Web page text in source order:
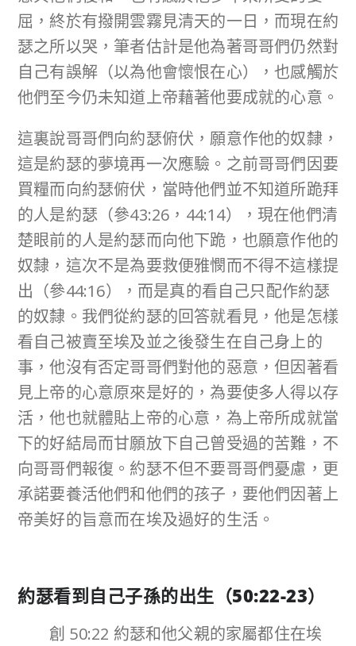
屈，終於有撥開雲霧見清天的一日，而現在約
瑟之所以哭，筆者估計是他為著哥哥們仍然對
自己有誤解（以為他會懷恨在心），也感觸於
他們至今仍未知道上帝藉著他要成就的心意。
這裏說哥哥們向約瑟俯伏，願意作他的奴隸，
這是約瑟的夢境再一次應驗。之前哥哥們因要
買糧而向約瑟俯伏，當時他們並不知道所跪拜
的人是約瑟（參43:26，44:14），現在他們清
楚眼前的人是約瑟而向他下跪，也願意作他的
奴隸，這次不是為要救便雅憫而不得不這樣提
出（參44:16），而是真的看自己只配作約瑟
的奴隸。我們從約瑟的回答就看見，他是怎樣
看自己被賣至埃及並之後發生在自己身上的
事，他沒有否定哥哥們對他的惡意，但因著看
見上帝的心意原來是好的，為要使多人得以存
活，他也就體貼上帝的心意，為上帝所成就當
下的好結局而甘願放下自己曾受過的苦難，不
向哥哥們報復。約瑟不但不要哥哥們憂慮，更
承諾要養活他們和他們的孩子，要他們因著上
帝美好的旨意而在埃及過好的生活。
約瑟看到自己子孫的出生（50:22-23）
創 50:22 約瑟和他父親的家屬都住在埃